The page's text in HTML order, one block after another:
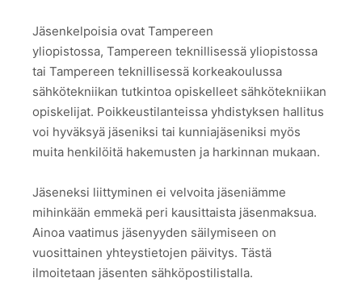
Jäsenkelpoisia ovat Tampereen
yliopistossa, Tampereen teknillisessä yliopistossa
tai Tampereen teknillisessä korkeakoulussa
sähkötekniikan tutkintoa opiskelleet sähkötekniikan
opiskelijat. Poikkeustilanteissa yhdistyksen hallitus
voi hyväksyä jäseniksi tai kunniajäseniksi myös
muita henkilöitä hakemusten ja harkinnan mukaan.
Jäseneksi liittyminen ei velvoita jäseniämme
mihinkään emmekä peri kausittaista jäsenmaksua.
Ainoa vaatimus jäsenyyden säilymiseen on
vuosittainen yhteystietojen päivitys. Tästä
ilmoitetaan jäsenten sähköpostilistalla.